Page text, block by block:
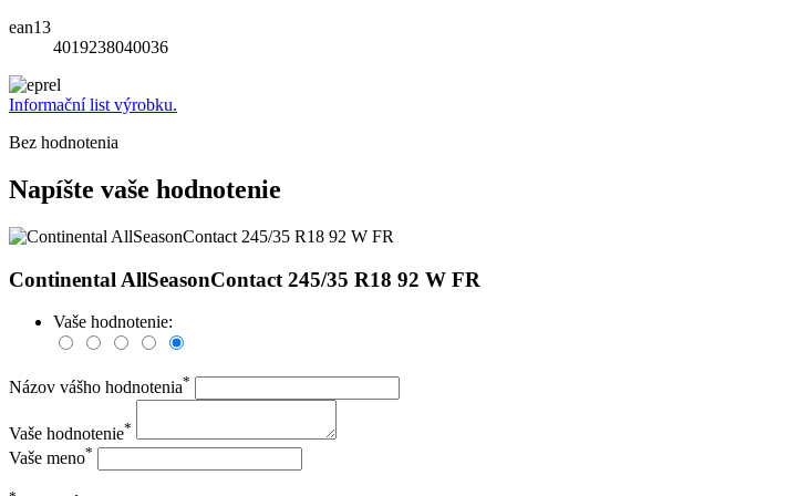
ean13
4019238040036
Informační list výrobku.
Bez hodnotenia
Napíšte vaše hodnotenie
Continental AllSeasonContact 245/35 R18 92 W FR
Vaše hodnotenie:
Názov vášho hodnotenia*
Vaše hodnotenie*
Vaše meno*